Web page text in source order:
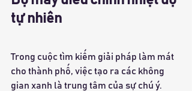
tự nhiên
Trong cuộc tìm kiếm giải pháp làm mát
cho thành phố, việc tạo ra các không
gian xanh là trung tâm của sự chú ý.